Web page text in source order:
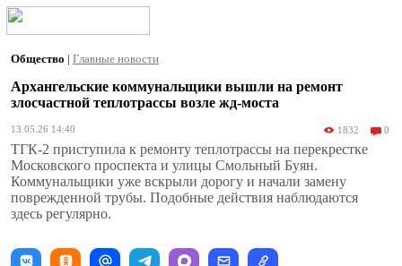
Общество | Главные новости
Архангельские коммунальщики вышли на ремонт
злосчастной теплотрассы возле жд-моста
13.05.26 14:40 1832 0
ТГК-2 приступила к ремонту теплотрассы на перекрестке
Московского проспекта и улицы Смольный Буян.
Коммунальщики уже вскрыли дорогу и начали замену
поврежденной трубы. Подобные действия наблюдаются
здесь регулярно.